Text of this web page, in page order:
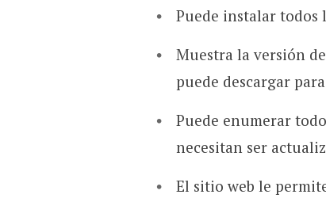
Puede instalar todos
Muestra la versión
puede descargar
Puede enumerar
necesitan ser
El sitio web le